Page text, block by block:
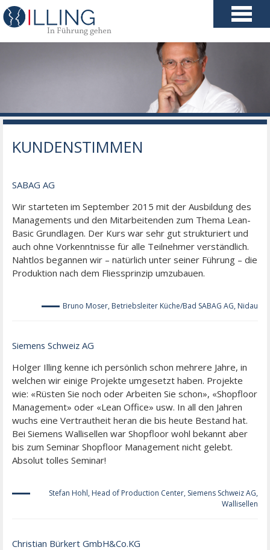
KUNDENSTIMMEN
SABAG AG
Wir starteten im September 2015 mit der Ausbildung des
Managements und den Mitarbeitenden zum Thema Lean-
Basic Grundlagen. Der Kurs war sehr gut strukturiert und
auch ohne Vorkenntnisse für alle Teilnehmer verständlich.
Nahtlos begannen wir – natürlich unter seiner Führung – die
Produktion nach dem Fliessprinzip umzubauen.
Bruno Moser, Betriebsleiter Küche/Bad SABAG AG, Nidau
Siemens Schweiz AG
Holger Illing kenne ich persönlich schon mehrere Jahre, in
welchen wir einige Projekte umgesetzt haben. Projekte
wie: «Rüsten Sie noch oder Arbeiten Sie schon», «Shopfloor
Management» oder «Lean Office» usw. In all den Jahren
wuchs eine Vertrautheit heran die bis heute Bestand hat.
Bei Siemens Wallisellen war Shopfloor wohl bekannt aber
bis zum Seminar Shopfloor Management nicht gelebt.
Absolut tolles Seminar!
Stefan Hohl, Head of Production Center, Siemens Schweiz AG,
Wallisellen
Christian Bürkert GmbH&Co.KG